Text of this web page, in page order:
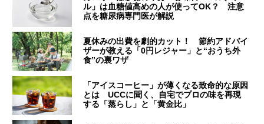
ル」は血糖値高めの人が使ってOK？ 注意
点を糖尿病専門医が解説
夏休みの出費を劇的カット！ 節約アドバイ
ザーが教える「0円レジャー」と“おうち外
食”の裏ワザ
「アイスコーヒー」が薄くなる致命的な原因
とは UCCに聞く、自宅でプロの味を再現
する「蒸らし」と「黄金比」